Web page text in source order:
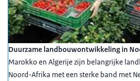
Duurzame landbouwontwikkeling in
Marokko en Algerije zijn belangrijke
Noord-Afrika met een sterke band met